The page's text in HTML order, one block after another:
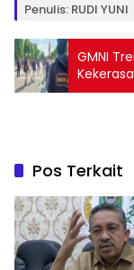
Penulis: RUDI YUNI
GMNI
Pos Terkait